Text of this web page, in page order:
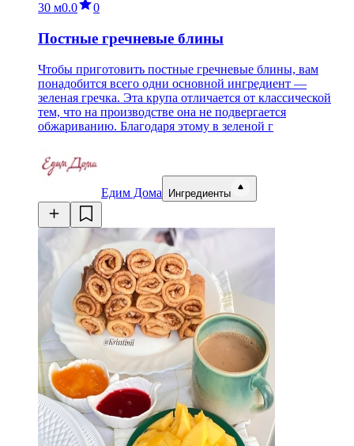
30 м0.0 0
Постные гречневые блины
Чтобы приготовить постные гречневые блины, вам
понадобится всего одни основной ингредиент —
зеленая гречка. Эта крупа отличается от классической
тем, что на производстве она не подвергается
обжариванию. Благодаря этому в зеленой г
Едим Дома Ингредиенты